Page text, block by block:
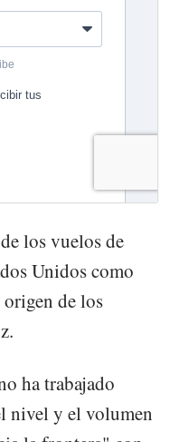
los vuelos de
Unidos como
de los
ha trabajado
nivel y el volumen